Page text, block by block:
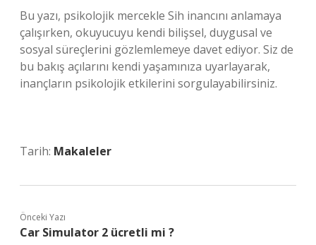
Bu yazı, psikolojik mercekle Sih inancını anlamaya
çalışırken, okuyucuyu kendi bilişsel, duygusal ve
sosyal süreçlerini gözlemlemeye davet ediyor. Siz de
bu bakış açılarını kendi yaşamınıza uyarlayarak,
inançların psikolojik etkilerini sorgulayabilirsiniz.
Tarih: Makaleler
Önceki Yazı
Car Simulator 2 ücretli mi ?